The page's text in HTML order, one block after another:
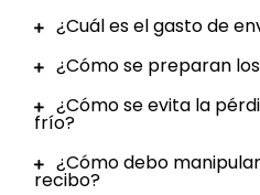
¿Cuál es el gasto de
¿Cómo se preparan
¿Cómo se evita la
frío?
¿Cómo debo
recibo?